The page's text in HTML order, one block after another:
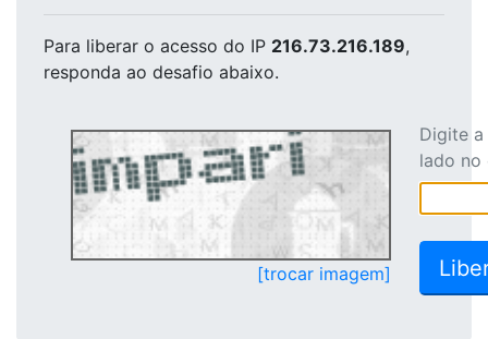
Para liberar o acesso do IP 216.73.216.189,
responda ao desafio abaixo.
[trocar imagem]
Digite
lado no